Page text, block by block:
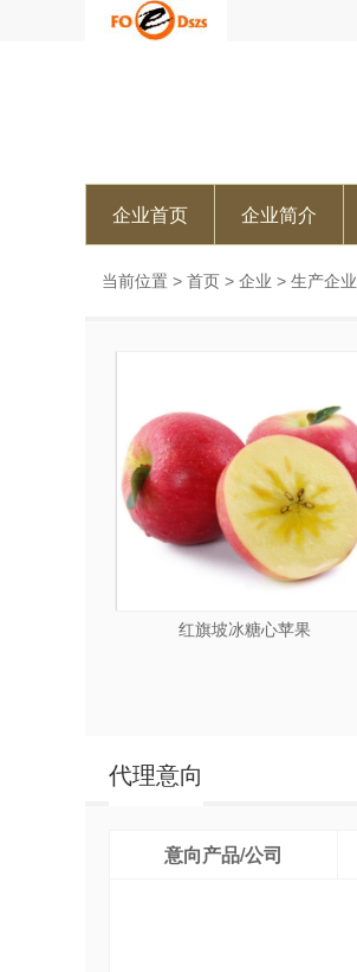
企业首页 企业简介
当前位置 > 首页 > 企业 > 生产企业
红旗坡冰糖心苹果
代理意向
意向产品/公司